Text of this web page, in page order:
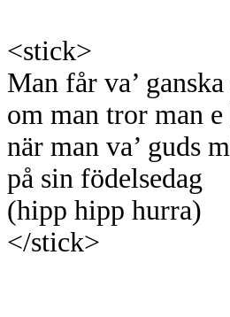
<stick>
Man får va’
om man tror man
när man va’ guds
på sin födelsedag
(hipp hipp hurra)
</stick>